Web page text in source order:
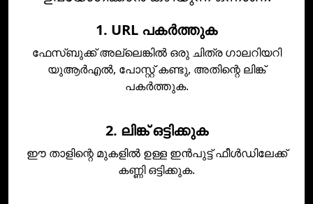
1. URL പകർത്തുക
ഫേസ്ബുക്ക് അല്ലെങ്കില്‍ ഒരു ചിത്ര ഗാലറിയറി
യുആര്‍എല്‍, പോസ്റ്റ് കണ്ടു, അതിന്റെ ലിങ്ക്
പകര്‍ത്തുക.
2. ലിങ്ക് ഒട്ടിക്കുക
ഈ താളിന്റെ മുകളില്‍ ഉള്ള ഇന്‍പുട്ട് ഫീള്‍ഡിലേക്ക്
കണ്ണി ഒട്ടിക്കുക.